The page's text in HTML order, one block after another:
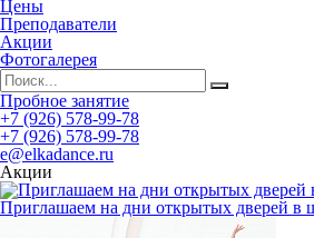
Цены
Преподаватели
Акции
Фотогалерея
Пробное занятие
+7 (926) 578-99-78
+7 (926) 578-99-78
e@elkadance.ru
Акции
Приглашаем на дни открытых дверей в